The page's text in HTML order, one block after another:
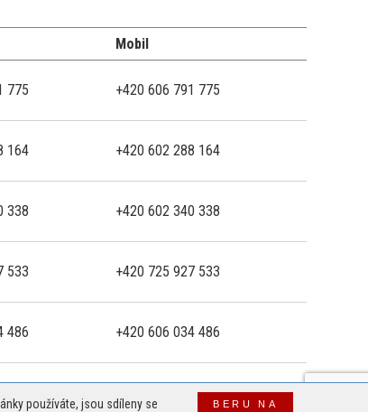
Mobil
775 +420 606 791 775
164 +420 602 288 164
338 +420 602 340 338
533 +420 725 927 533
486 +420 606 034 486
+420 702 152 833
používáte, jsou sdíleny se
BERU NA